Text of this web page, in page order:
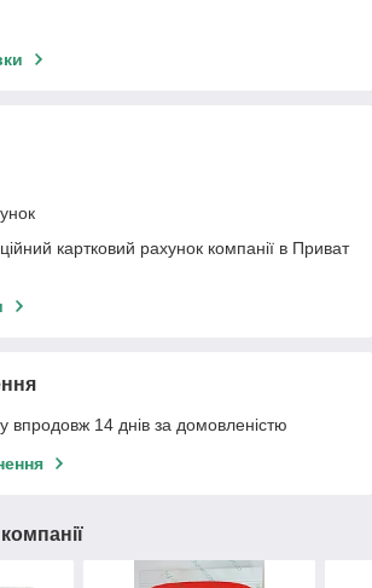
картковий рахунок компанії в Приват
впродовж 14 днів за домовленістю